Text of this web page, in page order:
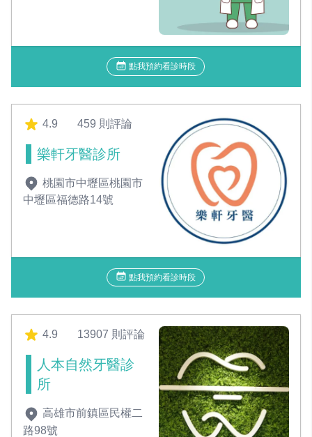
點我預約看診時段
4.9 459 則評論
樂軒牙醫診所
桃園市中壢區桃園市
中壢區福德路14號
點我預約看診時段
4.9 13907 則評論
人本自然牙醫診
所
高雄市前鎮區民權二
路98號